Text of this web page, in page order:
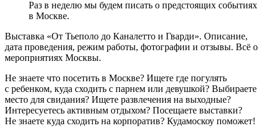
Раз в неделю мы будем писать о предстоящих событиях
в Москве.
Выставка «От Тьеполо до Каналетто и Гварди». Описание,
дата проведения, режим работы, фотографии и отзывы. Всё о
мероприятиях Москвы.
Не знаете что посетить в Москве? Ищете где погулять
с ребенком, куда сходить с парнем или девушкой? Выбираете
место для свидания? Ищете развлечения на выходные?
Интересуетесь активным отдыхом? Посещаете выставки?
Не знаете куда сходить на корпоратив? Кудамоскоу поможет!